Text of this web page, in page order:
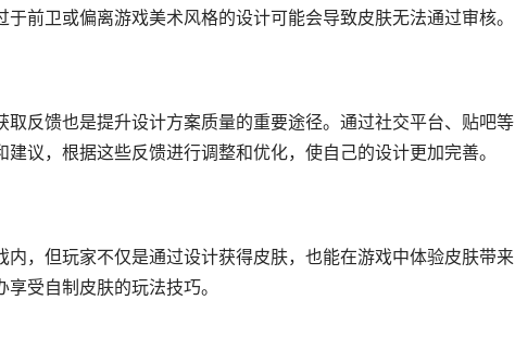
前卫或偏离游戏美术风格的设计可能会导致皮肤无法通过审核。
反馈也是提升设计方案质量的重要途径。通过社交平台、贴吧等
议，根据这些反馈进行调整和优化，使自己的设计更加完善。
，但玩家不仅是通过设计获得皮肤，也能在游戏中体验皮肤带来
受自制皮肤的玩法技巧。